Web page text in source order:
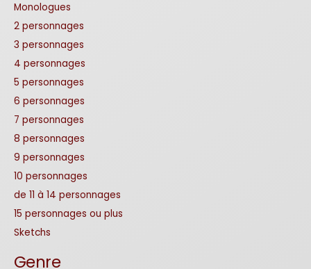
Monologues
2 personnages
3 personnages
4 personnages
5 personnages
6 personnages
7 personnages
8 personnages
9 personnages
10 personnages
de 11 à 14 personnages
15 personnages ou plus
Sketchs
Genre